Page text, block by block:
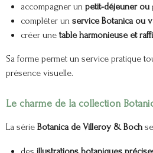
accompagner un petit-déjeuner ou
compléter un service Botanica ou
créer une table harmonieuse et
Sa forme permet un service pratique
présence visuelle.
Le charme de la collection
La série Botanica de Villeroy & Boch